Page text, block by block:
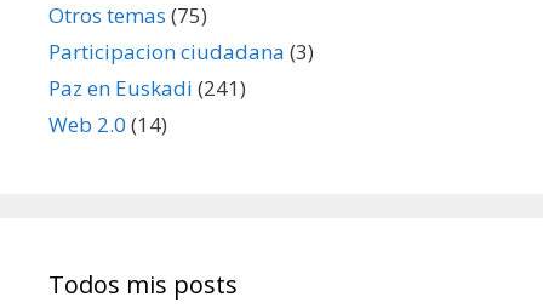
Otros temas (75)
Participacion ciudadana (3)
Paz en Euskadi (241)
Web 2.0 (14)
Todos mis posts